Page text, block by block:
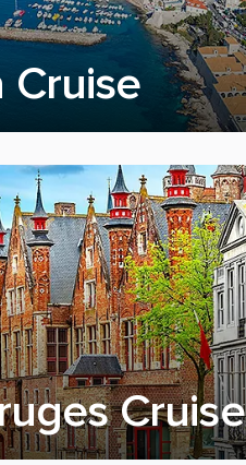
Cruise
Cruise